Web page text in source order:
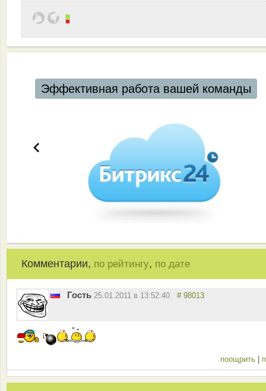
Эффективная работа вашей команды
Комментарии, по рейтингу, по дате
Гость 25.01.2011 в 13:52:40 # 98013
поощрить